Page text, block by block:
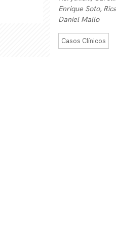
Enrique Soto,
Daniel Mallo
Casos Clínicos